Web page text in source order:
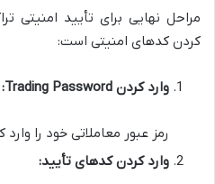
مراحل نهایی برای تأیید امنیتی
کردن کدهای امنیتی است:
وارد کردن Trading Password:
رمز عبور معاملاتی خود را وارد
وارد کردن کدهای تأیید: